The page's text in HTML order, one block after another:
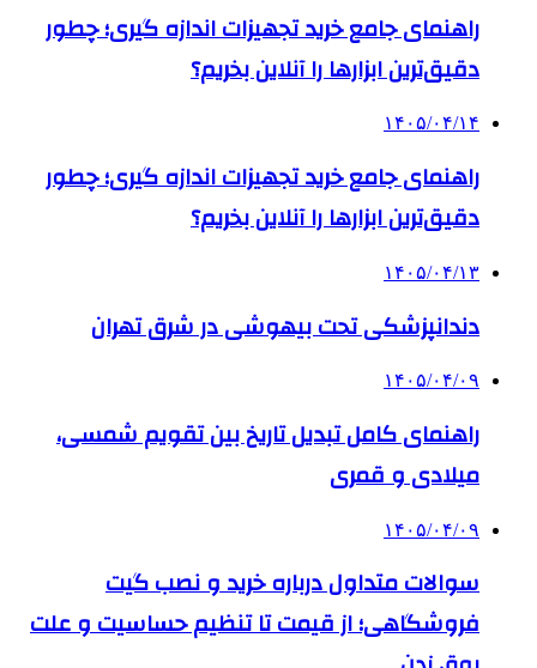
راهنمای جامع خرید تجهیزات اندازه گیری؛ چطور
دقیق‌ترین ابزارها را آنلاین بخریم؟
۱۴۰۵/۰۴/۱۴
راهنمای جامع خرید تجهیزات اندازه گیری؛ چطور
دقیق‌ترین ابزارها را آنلاین بخریم؟
۱۴۰۵/۰۴/۱۳
دندانپزشکی تحت بیهوشی در شرق تهران
۱۴۰۵/۰۴/۰۹
راهنمای کامل تبدیل تاریخ بین تقویم شمسی،
میلادی و قمری
۱۴۰۵/۰۴/۰۹
سوالات متداول درباره خرید و نصب گیت
فروشگاهی؛ از قیمت تا تنظیم حساسیت و علت